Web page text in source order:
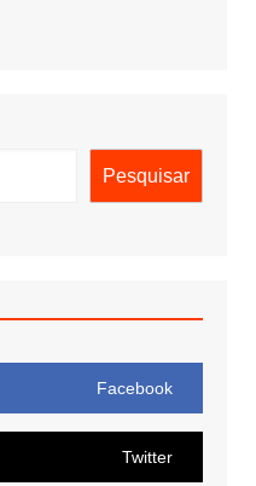
Pesquisar
Facebook
Twitter